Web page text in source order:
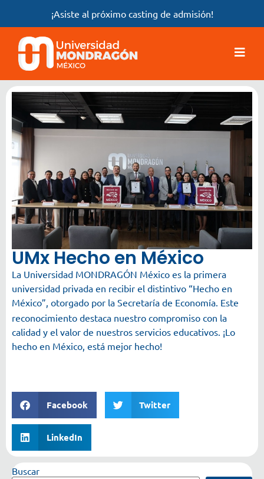
¡Asiste al próximo casting de admisión!
UMx Hecho en México
La Universidad MONDRAGÓN México es la primera
universidad privada en recibir el distintivo “Hecho en
México”, otorgado por la Secretaría de Economía. Este
reconocimiento destaca nuestro compromiso con la
calidad y el valor de nuestros servicios educativos. ¡Lo
hecho en México, está mejor hecho!
Facebook Twitter
LinkedIn
Buscar